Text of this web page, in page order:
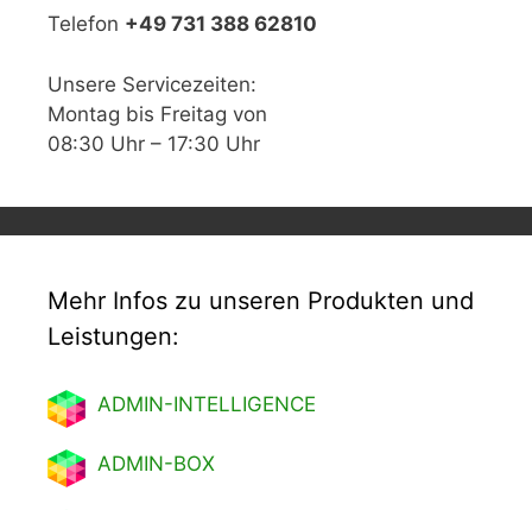
Telefon +49 731 388 62810
Unsere Servicezeiten:
Montag bis Freitag von
08:30 Uhr – 17:30 Uhr
Mehr Infos zu unseren Produkten und
Leistungen:
ADMIN-INTELLIGENCE
ADMIN-BOX